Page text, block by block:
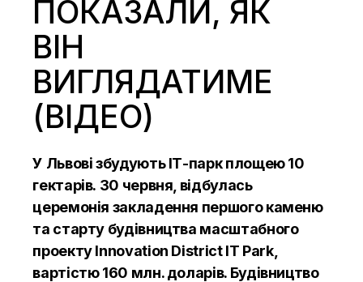
ПОКАЗАЛИ, ЯК
ВІН
ВИГЛЯДАТИМЕ
(ВІДЕО)
У Львові збудують ІТ-парк площею 10
гектарів. 30 червня, відбулась
церемонія закладення першого каменю
та старту будівництва масштабного
проекту Innovation District IT Park,
вартістю 160 млн. доларів. Будівництво